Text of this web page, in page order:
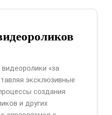
«за
эксклюзивные
создания
и других